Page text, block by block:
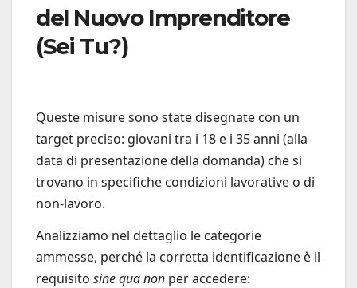
del Nuovo Imprenditore
(Sei Tu?)
Queste misure sono state disegnate con un
target preciso: giovani tra i 18 e i 35 anni (alla
data di presentazione della domanda) che si
trovano in specifiche condizioni lavorative o di
non-lavoro.
Analizziamo nel dettaglio le categorie
ammesse, perché la corretta identificazione è il
requisito sine qua non per accedere: